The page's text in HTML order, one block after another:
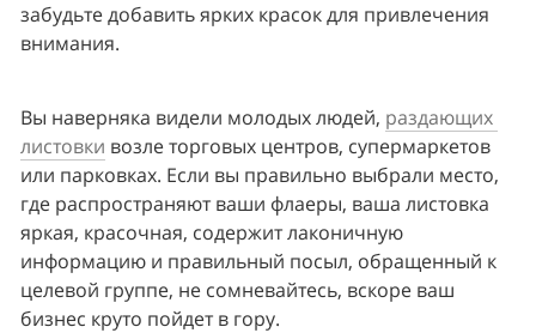
забудьте добавить ярких красок для привлечения
внимания.
Вы наверняка видели молодых людей, раздающих
листовки возле торговых центров, супермаркетов
или парковках. Если вы правильно выбрали место,
где распространяют ваши флаеры, ваша листовка
яркая, красочная, содержит лаконичную
информацию и правильный посыл, обращенный к
целевой группе, не сомневайтесь, вскоре ваш
бизнес круто пойдет в гору.